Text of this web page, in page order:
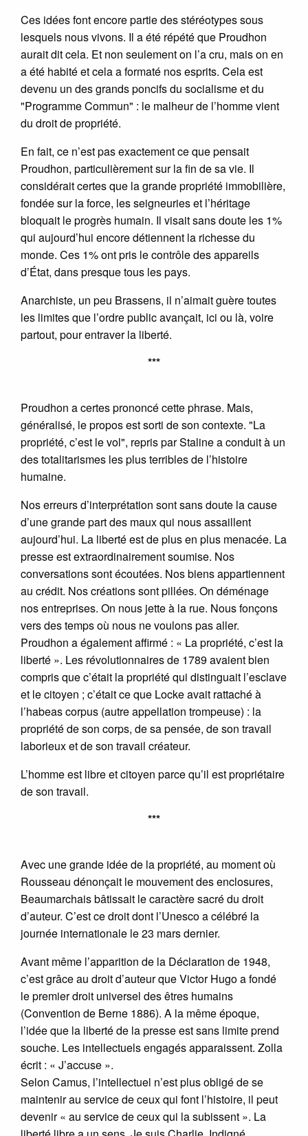
Ces idées font encore partie des stéréotypes sous
lesquels nous vivons. Il a été répété que Proudhon
aurait dit cela. Et non seulement on l’a cru, mais on en
a été habité et cela a formaté nos esprits. Cela est
devenu un des grands poncifs du socialisme et du
"Programme Commun" : le malheur de l’homme vient
du droit de propriété.
En fait, ce n’est pas exactement ce que pensait
Proudhon, particulièrement sur la fin de sa vie. Il
considérait certes que la grande propriété immobilière,
fondée sur la force, les seigneuries et l’héritage
bloquait le progrès humain. Il visait sans doute les 1%
qui aujourd’hui encore détiennent la richesse du
monde. Ces 1% ont pris le contrôle des appareils
d’État, dans presque tous les pays.
Anarchiste, un peu Brassens, il n’aimait guère toutes
les limites que l’ordre public avançait, ici ou là, voire
partout, pour entraver la liberté.
***
Proudhon a certes prononcé cette phrase. Mais,
généralisé, le propos est sorti de son contexte. "La
propriété, c’est le vol", repris par Staline a conduit à un
des totalitarismes les plus terribles de l’histoire
humaine.
Nos erreurs d’interprétation sont sans doute la cause
d’une grande part des maux qui nous assaillent
aujourd’hui. La liberté est de plus en plus menacée. La
presse est extraordinairement soumise. Nos
conversations sont écoutées. Nos biens appartiennent
au crédit. Nos créations sont pillées. On déménage
nos entreprises. On nous jette à la rue. Nous fonçons
vers des temps où nous ne voulons pas aller.
Proudhon a également affirmé : « La propriété, c’est la
liberté ». Les révolutionnaires de 1789 avaient bien
compris que c’était la propriété qui distinguait l’esclave
et le citoyen ; c’était ce que Locke avait rattaché à
l’habeas corpus (autre appellation trompeuse) : la
propriété de son corps, de sa pensée, de son travail
laborieux et de son travail créateur.
L’homme est libre et citoyen parce qu’il est propriétaire
de son travail.
***
Avec une grande idée de la propriété, au moment où
Rousseau dénonçait le mouvement des enclosures,
Beaumarchais bâtissait le caractère sacré du droit
d’auteur. C’est ce droit dont l’Unesco a célébré la
journée internationale le 23 mars dernier.
Avant même l’apparition de la Déclaration de 1948,
c’est grâce au droit d’auteur que Victor Hugo a fondé
le premier droit universel des êtres humains
(Convention de Berne 1886). A la même époque,
l’idée que la liberté de la presse est sans limite prend
souche. Les intellectuels engagés apparaissent. Zolla
écrit : « J’accuse ».
Selon Camus, l’intellectuel n’est plus obligé de se
maintenir au service de ceux qui font l’histoire, il peut
devenir « au service de ceux qui la subissent ». La